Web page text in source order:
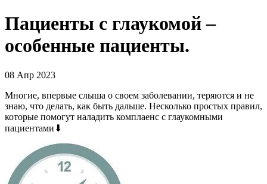
Пациенты с глаукомой –
особенные пациенты.
08 Апр 2023
Многие, впервые слыша о своем заболевании, теряются и не
знаю, что делать, как быть дальше. Несколько простых правил,
которые помогут наладить комплаенс с глаукомными
пациентами⬇